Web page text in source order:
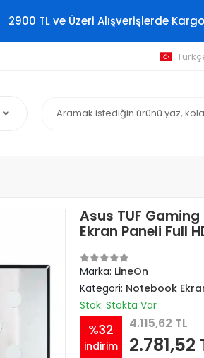
2900 TL ve Üzeri Alışverişlerde
Asus TUF
Ekran Paneli Full
Marka: LineOn
Kategori: Notebook
Stok: Stokta Var
%32
indirim
4.115,62 TL
2.781,52